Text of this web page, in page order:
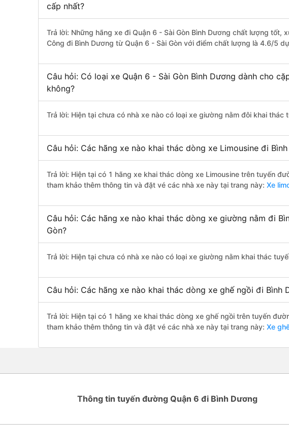
cấp nhất?
Trả lời: Những hãng xe đi Quận 6 - Sài Gòn Bình Dương chất lượng tốt,
Công đi Bình Dương từ Quận 6 - Sài Gòn với điểm chất lượng là 4.6/5
Câu hỏi: Có loại xe Quận 6 - Sài Gòn Bình Dương dành cho
không?
Trả lời: Hiện tại chưa có nhà xe nào có loại xe giường nằm đôi khai thác
Câu hỏi: Các hãng xe nào khai thác dòng xe Limousine đi
Trả lời: Hiện tại có 1 hãng xe khai thác dòng xe Limousine trên tuyến
tham khảo thêm thông tin và đặt vé các nhà xe này tại trang này: Xe
Câu hỏi: Các hãng xe nào khai thác dòng xe giường nằm đi
Gòn?
Trả lời: Hiện tại chưa có nhà xe nào có loại xe giường nằm khai thác
Câu hỏi: Các hãng xe nào khai thác dòng xe ghế ngồi đi Bình
Trả lời: Hiện tại có 1 hãng xe khai thác dòng xe ghế ngồi trên tuyến
tham khảo thêm thông tin và đặt vé các nhà xe này tại trang này: Xe
Thông tin tuyến đường Quận 6 đi Bình Dương